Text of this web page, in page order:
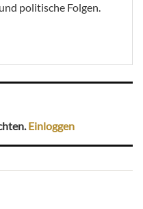
politische Folgen.
Einloggen